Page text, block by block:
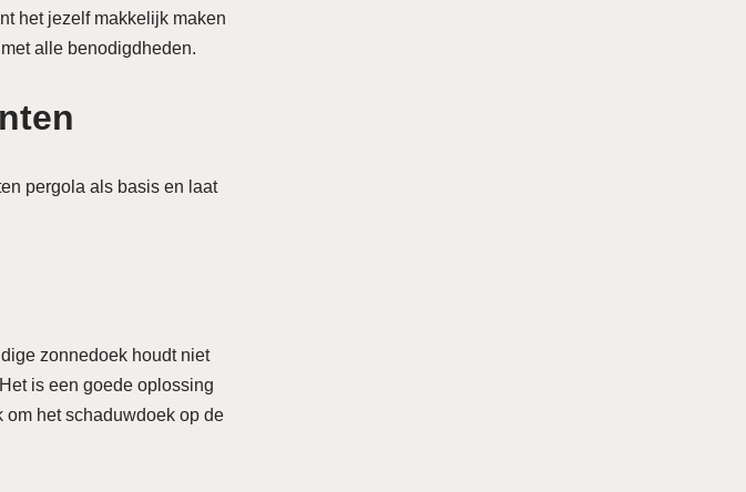
het jezelf makkelijk maken
alle benodigdheden.
pergola als basis en laat
zonnedoek houdt niet
is een goede oplossing
het schaduwdoek op de